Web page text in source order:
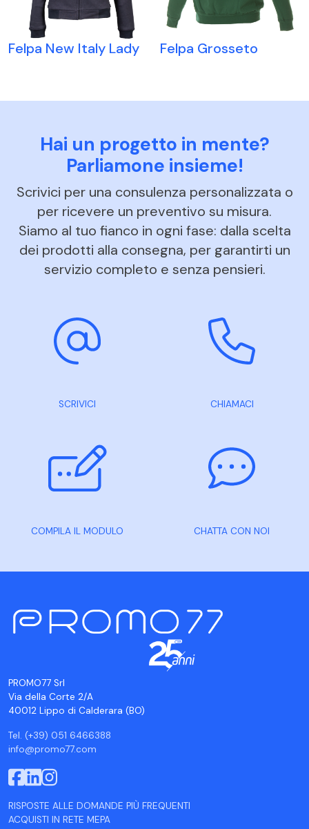
Felpa New Italy Lady Felpa Grosseto
Hai un progetto in mente?
Parliamone insieme!
Scrivici per una consulenza personalizzata o
per ricevere un preventivo su misura.
Siamo al tuo fianco in ogni fase: dalla scelta
dei prodotti alla consegna, per garantirti un
servizio completo e senza pensieri.
SCRIVICI CHIAMACI
COMPILA IL MODULO CHATTA CON NOI
PROMO77 Srl
Via della Corte 2/A
40012 Lippo di Calderara (BO)
Tel. (+39) 051 6466388
info@promo77.com
RISPOSTE ALLE DOMANDE PIÙ FREQUENTI
ACQUISTI IN RETE MEPA